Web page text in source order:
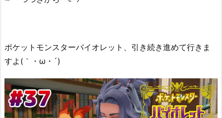
ポケットモンスターバイオレット、引き続き進めて行きま
すよ(｀・ω・´)